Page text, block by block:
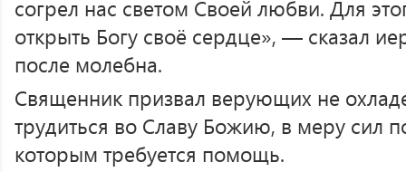
согрел нас светом Своей любви. Для
открыть Богу своё сердце», — сказал
после молебна.
Священник призвал верующих не
трудиться во Славу Божию, в меру сил
которым требуется помощь.